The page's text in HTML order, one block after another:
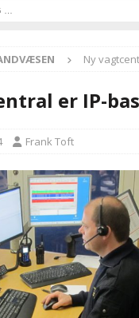
Ny
er IP-
Frank Toft